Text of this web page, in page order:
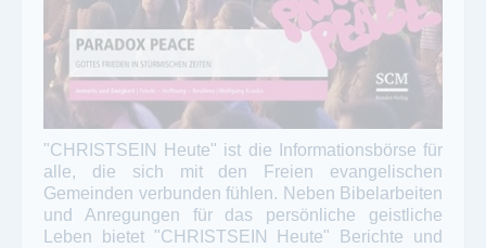
"CHRISTSEIN Heute" ist die Informationsbörse für
alle, die sich mit den Freien evangelischen
Gemeinden verbunden fühlen. Neben Bibelarbeiten
und Anregungen für das persönliche geistliche
Leben bietet "CHRISTSEIN Heute" Berichte und